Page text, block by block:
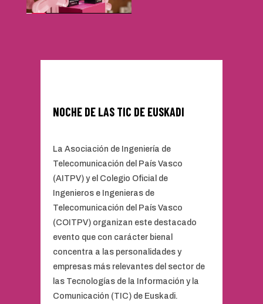
NOCHE DE LAS TIC DE EUSKADI
La Asociación de Ingeniería de
Telecomunicación del País Vasco
(AITPV) y el Colegio Oficial de
Ingenieros e Ingenieras de
Telecomunicación del País Vasco
(COITPV) organizan este destacado
evento que con carácter bienal
concentra a las personalidades y
empresas más relevantes del sector de
las Tecnologías de la Información y la
Comunicación (TIC) de Euskadi.